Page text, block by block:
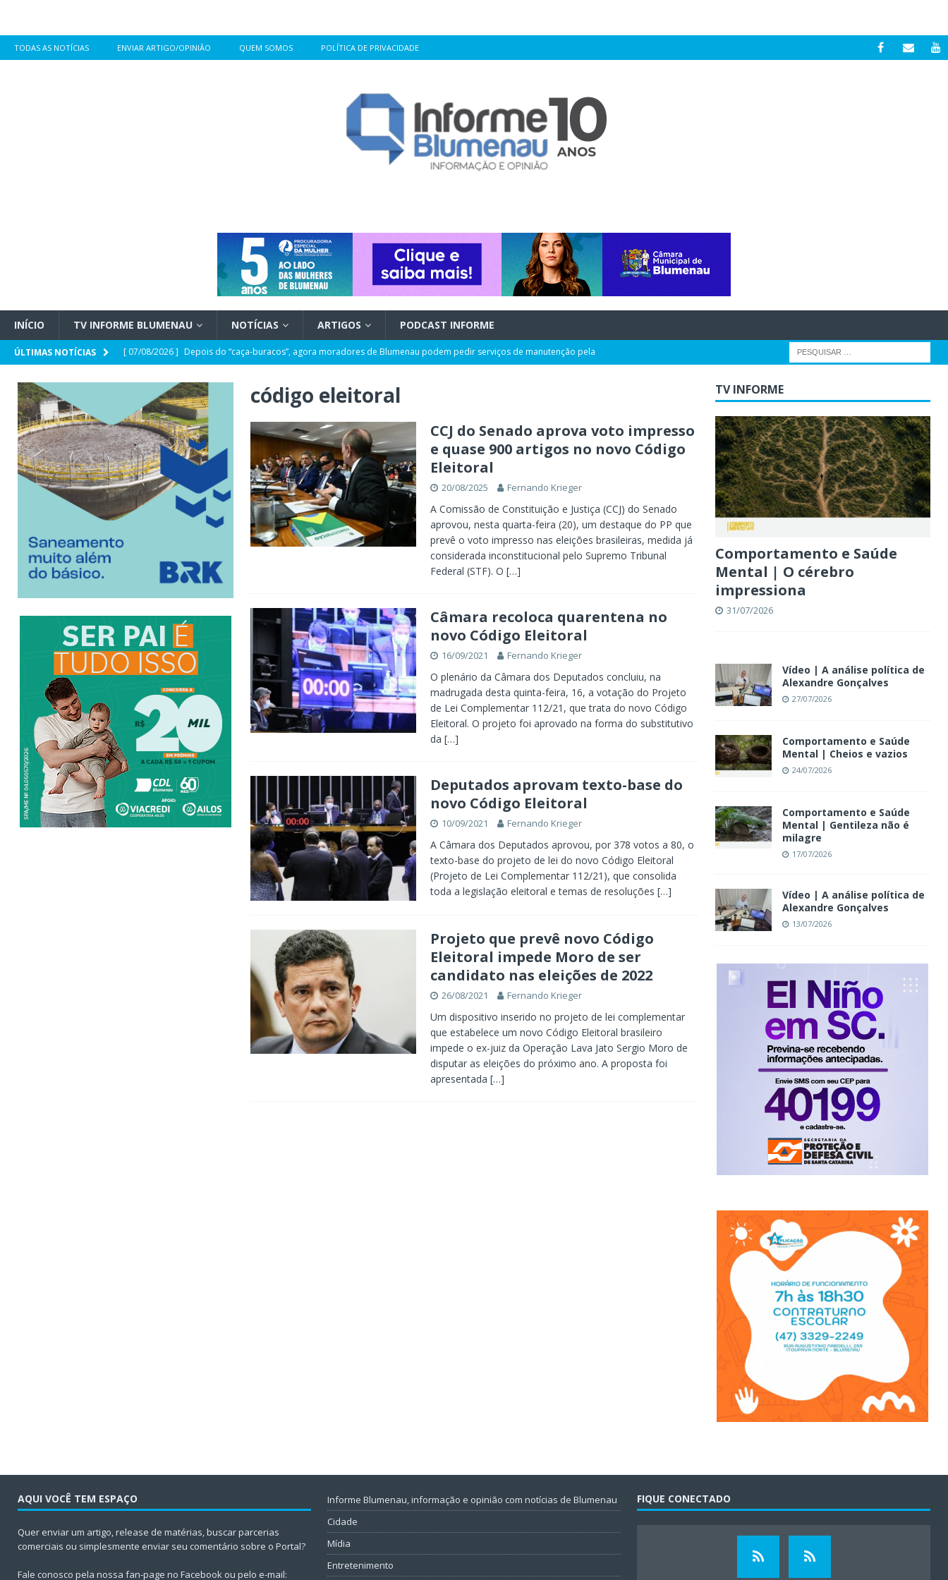
TODAS AS NOTÍCIAS ENVIAR ARTIGO/OPINIÃO QUEM SOMOS POLÍTICA DE PRIVACIDADE
INÍCIO TV INFORME BLUMENAU NOTÍCIAS ARTIGOS PODCAST INFORME
ÚLTIMAS NOTÍCIAS [ 07/08/2026 ] Depois do “caça-buracos”, agora moradores de Blumenau podem pedir serviços de manutenção pela
[ 07/08/2026 ] Confira os eventos que acontecem em Blumenau nos próximos dias
[ 07/08/2026 ] A candidatura dois em um
POLÍTICA
[ 07/08/2026 ] Escolas municipais de Timbó estão entre as melhores de Santa Catarina no IDEB 2025
GERAL
[ 07/08/2026 ]
O exército do PL catarinense na disputa da eleição para a Assembleia Legislativa
[ 06/08/2026 ]
Semana da Juventude inicia na próxima quarta-feira, dia 12: confira a programação
código eleitoral
CCJ do Senado aprova voto impresso
e quase 900 artigos no novo Código
Eleitoral
20/08/2025 Fernando Krieger
A Comissão de Constituição e Justiça (CCJ) do Senado
aprovou, nesta quarta-feira (20), um destaque do PP que
prevê o voto impresso nas eleições brasileiras, medida já
considerada inconstitucional pelo Supremo Tribunal
Federal (STF). O […]
Câmara recoloca quarentena no
novo Código Eleitoral
16/09/2021 Fernando Krieger
O plenário da Câmara dos Deputados concluiu, na
madrugada desta quinta-feira, 16, a votação do Projeto
de Lei Complementar 112/21, que trata do novo Código
Eleitoral. O projeto foi aprovado na forma do substitutivo
da […]
Deputados aprovam texto-base do
novo Código Eleitoral
10/09/2021 Fernando Krieger
A Câmara dos Deputados aprovou, por 378 votos a 80, o
texto-base do projeto de lei do novo Código Eleitoral
(Projeto de Lei Complementar 112/21), que consolida
toda a legislação eleitoral e temas de resoluções […]
Projeto que prevê novo Código
Eleitoral impede Moro de ser
candidato nas eleições de 2022
26/08/2021 Fernando Krieger
Um dispositivo inserido no projeto de lei complementar
que estabelece um novo Código Eleitoral brasileiro
impede o ex-juiz da Operação Lava Jato Sergio Moro de
disputar as eleições do próximo ano. A proposta foi
apresentada […]
TV INFORME
Comportamento e Saúde
Mental | O cérebro
impressiona
31/07/2026
Vídeo | A análise política de
Alexandre Gonçalves
27/07/2026
Comportamento e Saúde
Mental | Cheios e vazios
24/07/2026
Comportamento e Saúde
Mental | Gentileza não é
milagre
17/07/2026
Vídeo | A análise política de
Alexandre Gonçalves
13/07/2026
AQUI VOCÊ TEM ESPAÇO
Quer enviar um artigo, release de matérias, buscar parcerias
comerciais ou simplesmente enviar seu comentário sobre o Portal?
Fale conosco pela nossa fan-page no Facebook ou pelo e-mail:
Informe Blumenau, informação e opinião com notícias de Blumenau
Cidade
Mídia
Entretenimento
FIQUE CONECTADO